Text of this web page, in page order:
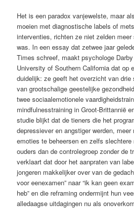
Het is een paradox vanjewelste, maar
moeien met diagnostische labels of
interventies, richten ze niet zelden meer
was. In een essay dat zetwee jaar
Times schreef, maakt psychologe
University of Southern California dat op
duidelijk: ze geeft het overzicht van drie
van grootschalige geestelijke
twee sociaalemotionele
mindfulnesstraining in Groot-Brittannië
studie blijkt dat de tieners die het
depressiever en angstiger werden,
emoties te beheersen en zelfs
ouders dan de controlegroep zonder de
verklaart dat door het aanpraten van
jongeren makkelijker over van de
voor eenexamen” naar “ik kan geen
heb” en die reframing ondermijnt hun
alledaagse uitdagingen nu als